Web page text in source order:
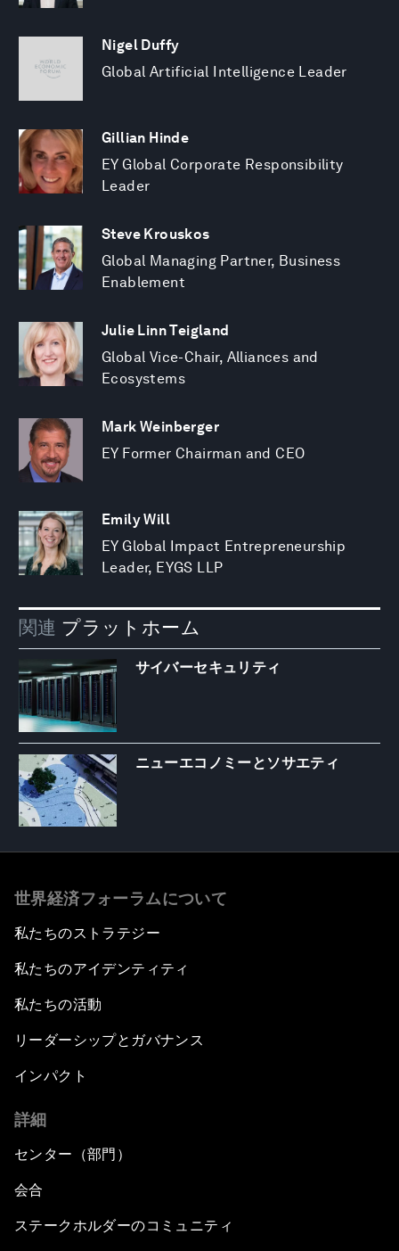
Nigel Duffy
Global Artificial Intelligence Leader
Gillian Hinde
EY Global Corporate Responsibility
Leader
Steve Krouskos
Global Managing Partner, Business
Enablement
Julie Linn Teigland
Global Vice-Chair, Alliances and
Ecosystems
Mark Weinberger
EY Former Chairman and CEO
Emily Will
EY Global Impact Entrepreneurship
Leader, EYGS LLP
関連 プラットホーム
サイバーセキュリティ
ニューエコノミーとソサエティ
世界経済フォーラムについて
私たちのストラテジー
私たちのアイデンティティ
私たちの活動
リーダーシップとガバナンス
インパクト
詳細
センター（部門）
会合
ステークホルダーのコミュニティ